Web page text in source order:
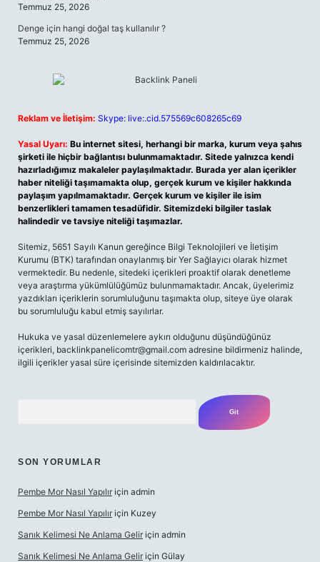
Temmuz 25, 2026
Denge için hangi doğal taş kullanılır ?
Temmuz 25, 2026
Reklam ve İletişim: Skype: live:.cid.575569c608265c69
Yasal Uyarı: Bu internet sitesi, herhangi bir marka, kurum veya şahıs
şirketi ile hiçbir bağlantısı bulunmamaktadır. Sitede yalnızca kendi
hazırladığımız makaleler paylaşılmaktadır. Burada yer alan içerikler
haber niteliği taşımamakta olup, gerçek kurum ve kişiler hakkında
paylaşım yapılmamaktadır. Gerçek kurum ve kişiler ile isim
benzerlikleri tamamen tesadüfidir. Sitemizdeki bilgiler taslak
halindedir ve tavsiye niteliği taşımazlar.
Sitemiz, 5651 Sayılı Kanun gereğince Bilgi Teknolojileri ve İletişim
Kurumu (BTK) tarafından onaylanmış bir Yer Sağlayıcı olarak hizmet
vermektedir. Bu nedenle, sitedeki içerikleri proaktif olarak denetleme
veya araştırma yükümlülüğümüz bulunmamaktadır. Ancak, üyelerimiz
yazdıkları içeriklerin sorumluluğunu taşımakta olup, siteye üye olarak
bu sorumluluğu kabul etmiş sayılırlar.
Hukuka ve yasal düzenlemelere aykırı olduğunu düşündüğünüz
içerikleri, backlinkpanelicomtr@gmail.com adresine bildirmeniz halinde,
ilgili içerikler yasal süre içerisinde sitemizden kaldırılacaktır.
SON YORUMLAR
Pembe Mor Nasıl Yapılır için admin
Pembe Mor Nasıl Yapılır için Kuzey
Sanık Kelimesi Ne Anlama Gelir için admin
Sanık Kelimesi Ne Anlama Gelir için Gülay